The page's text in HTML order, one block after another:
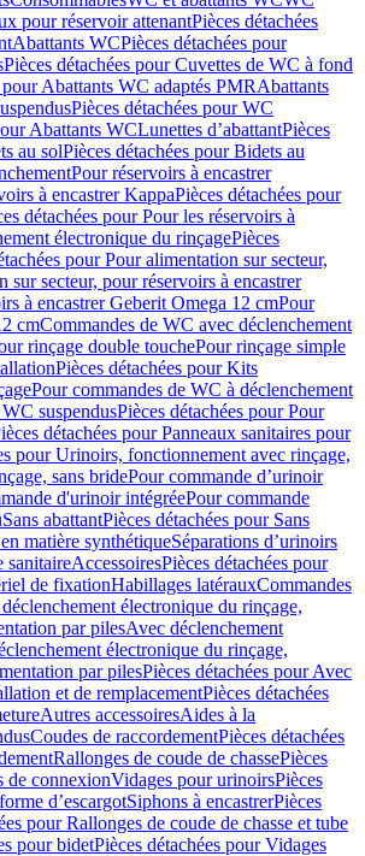
pour réservoir attenantPièces détachées
Abattants WCPièces détachées pour
Pièces détachées pour Cuvettes de WC à fond
pour Abattants WC adaptés PMRAbattants
Pièces détachées pour WC
Abattants WCLunettes d’abattantPièces
au solPièces détachées pour Bidets au
Pour réservoirs à encastrer
à encastrer KappaPièces détachées pour
détachées pour Pour les réservoirs à
électronique du rinçagePièces
pour Pour alimentation sur secteur,
sur secteur, pour réservoirs à encastrer
à encastrer Geberit Omega 12 cmPour
cmCommandes de WC avec déclenchement
rinçage double touchePour rinçage simple
Pièces détachées pour Kits
Pour commandes de WC à déclenchement
suspendusPièces détachées pour Pour
détachées pour Panneaux sanitaires pour
pour Urinoirs, fonctionnement avec rinçage,
sans bridePour commande d’urinoir
d'urinoir intégréePour commande
Sans abattantPièces détachées pour Sans
matière synthétiqueSéparations d’urinoirs
sanitaireAccessoiresPièces détachées pour
de fixationHabillages latérauxCommandes
électronique du rinçage,
par pilesAvec déclenchement
électronique du rinçage,
par pilesPièces détachées pour Avec
et de remplacementPièces détachées
Autres accessoiresAides à la
Coudes de raccordementPièces détachées
Rallonges de coude de chassePièces
de connexionVidages pour urinoirsPièces
d’escargotSiphons à encastrerPièces
pour Rallonges de coude de chasse et tube
pour bidetPièces détachées pour Vidages